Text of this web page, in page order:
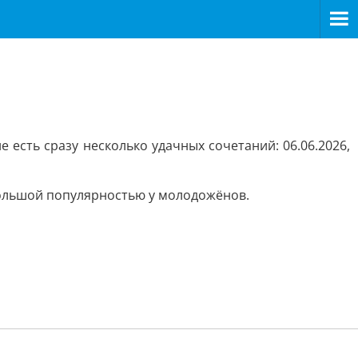
сразу несколько удачных сочетаний: 06.06.2026,
популярностью у молодожёнов.